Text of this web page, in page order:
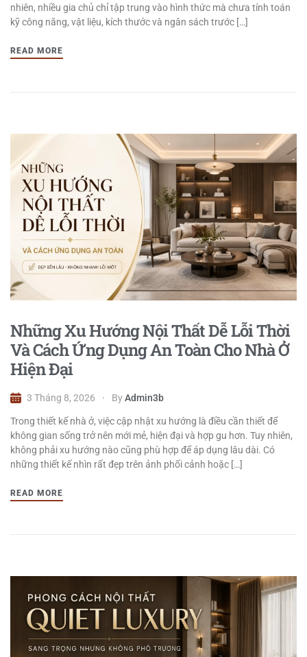
nhiên, nhiều gia chủ chỉ tập trung vào hình thức mà chưa tính toán
kỹ công năng, vật liệu, kích thước và ngân sách trước […]
READ MORE
Những Xu Hướng Nội Thất Dễ Lỗi Thời
Và Cách Ứng Dụng An Toàn Cho Nhà Ở
Hiện Đại
3 Tháng 8, 2026 ByAdmin3b
Trong thiết kế nhà ở, việc cập nhật xu hướng là điều cần thiết để
không gian sống trở nên mới mẻ, hiện đại và hợp gu hơn. Tuy nhiên,
không phải xu hướng nào cũng phù hợp để áp dụng lâu dài. Có
những thiết kế nhìn rất đẹp trên ảnh phối cảnh hoặc […]
READ MORE